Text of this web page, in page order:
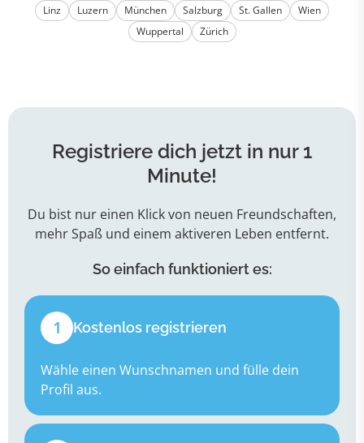
Linz
Luzern München Salzburg St. Gallen
Wien
Wuppertal
Zürich
Registriere dich jetzt in nur 1
Minute!
Du bist nur einen Klick von neuen Freundschaften,
mehr Spaß und einem aktiveren Leben entfernt.
So einfach funktioniert es:
1 Kostenlos registrieren
Wähle einen Wunschnamen und fülle dein
Profil aus.